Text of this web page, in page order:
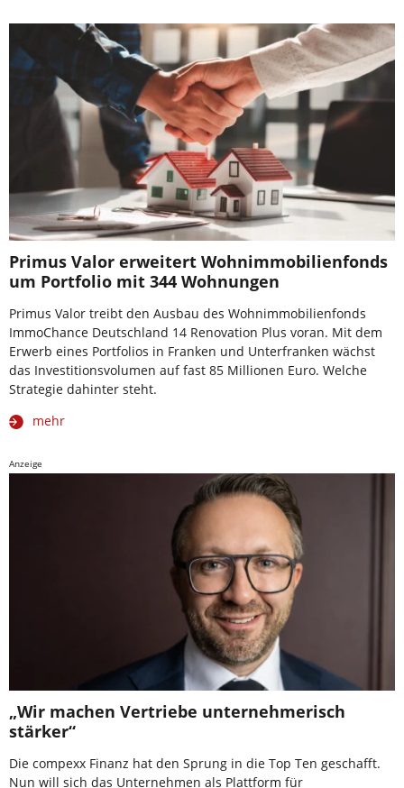
Primus Valor erweitert Wohnimmobilienfonds
um Portfolio mit 344 Wohnungen
Primus Valor treibt den Ausbau des Wohnimmobilienfonds
ImmoChance Deutschland 14 Renovation Plus voran. Mit dem
Erwerb eines Portfolios in Franken und Unterfranken wächst
das Investitionsvolumen auf fast 85 Millionen Euro. Welche
Strategie dahinter steht.
mehr
Anzeige
„Wir machen Vertriebe unternehmerisch
stärker“
Die compexx Finanz hat den Sprung in die Top Ten geschafft.
Nun will sich das Unternehmen als Plattform für